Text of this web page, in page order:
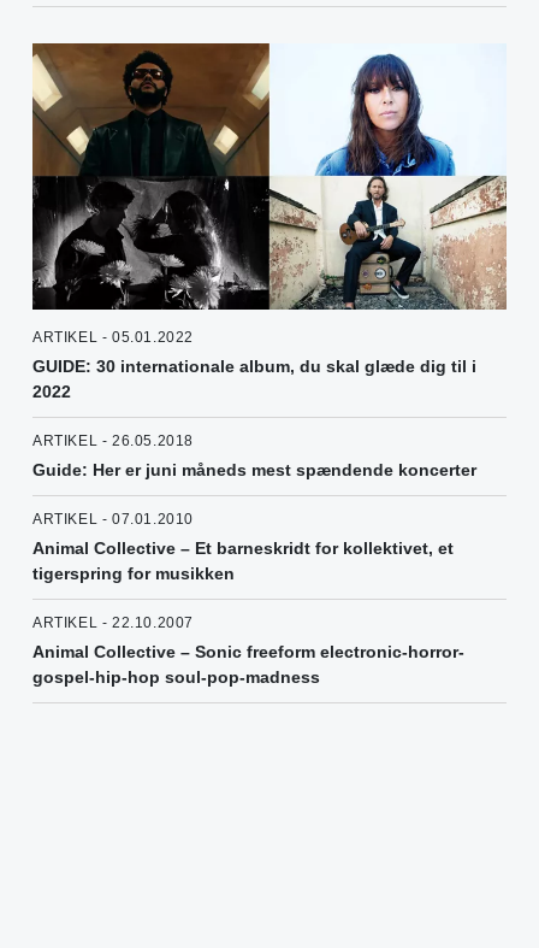
ARTIKEL - 05.01.2022
GUIDE: 30 internationale album, du skal glæde dig til i
2022
ARTIKEL - 26.05.2018
Guide: Her er juni måneds mest spændende koncerter
ARTIKEL - 07.01.2010
Animal Collective – Et barneskridt for kollektivet, et
tigerspring for musikken
ARTIKEL - 22.10.2007
Animal Collective – Sonic freeform electronic-horror-
gospel-hip-hop soul-pop-madness